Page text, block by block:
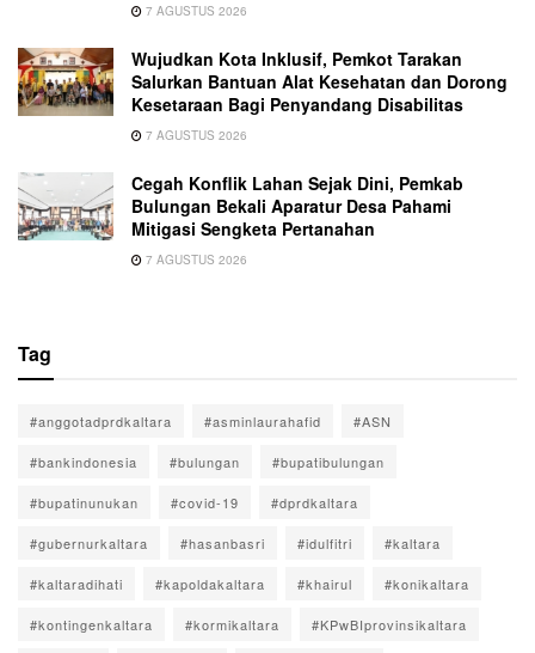
7 AGUSTUS 2026
Wujudkan Kota Inklusif, Pemkot Tarakan
Salurkan Bantuan Alat Kesehatan dan Dorong
Kesetaraan Bagi Penyandang Disabilitas
7 AGUSTUS 2026
Cegah Konflik Lahan Sejak Dini, Pemkab
Bulungan Bekali Aparatur Desa Pahami
Mitigasi Sengketa Pertanahan
7 AGUSTUS 2026
Tag
#anggotadprdkaltara #asminlaurahafid #ASN
#bankindonesia #bulungan #bupatibulungan
#bupatinunukan #covid-19 #dprdkaltara
#gubernurkaltara #hasanbasri #idulfitri #kaltara
#kaltaradihati #kapoldakaltara #khairul #konikaltara
#kontingenkaltara #kormikaltara #KPwBIprovinsikaltara